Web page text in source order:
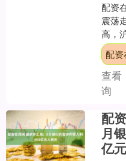
配资
震荡
高，
沪指
指....
配资
查看
询
配
月
亿